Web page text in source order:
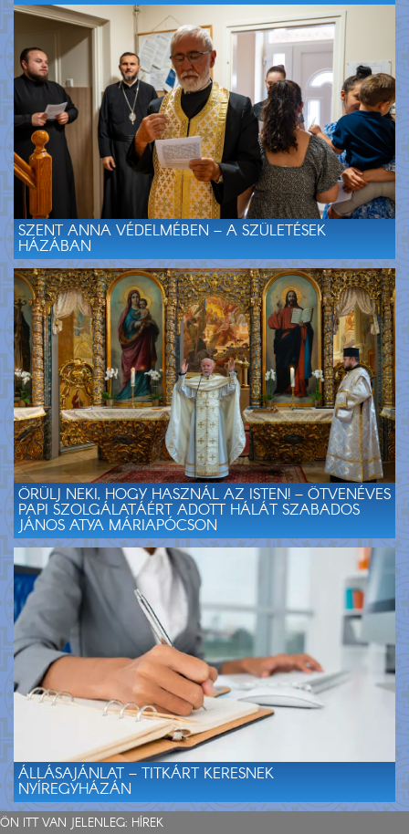
SZENT ANNA VÉDELMÉBEN – A SZÜLETÉSEK
HÁZÁBAN
ÖRÜLJ NEKI, HOGY HASZNÁL AZ ISTEN! – ÖTVENÉVES
PAPI SZOLGÁLATÁÉRT ADOTT HÁLÁT SZABADOS
JÁNOS ATYA MÁRIAPÓCSON
ÁLLÁSAJÁNLAT – TITKÁRT KERESNEK
NYÍREGYHÁZÁN
ÖN ITT VAN JELENLEG: HÍREK